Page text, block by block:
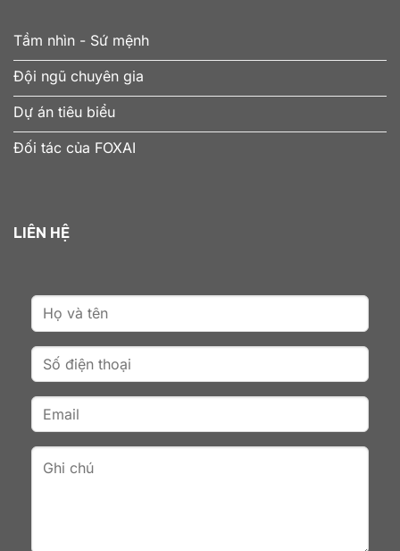
Tầm nhìn - Sứ mệnh
Đội ngũ chuyên gia
Dự án tiêu biểu
Đối tác của FOXAI
LIÊN HỆ